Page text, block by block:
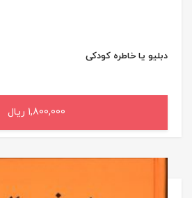
دبلیو یا خاطره کودکی
1,800,000 ریال
افزودن به سبد خرید